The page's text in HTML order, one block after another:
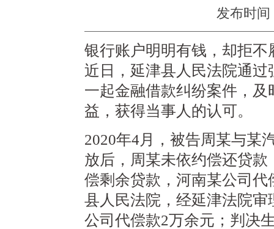
发布时间
银行账户明明有钱，却拒
近日，延津县人民法院通
一起金融借款纠纷案件，
益，获得当事人的认可。
2020年4月，被告周某与某
放后，周某未依约偿还贷
偿剩余贷款，河南某公司
县人民法院， 经延津法院审
公司代偿款2万余元；判决